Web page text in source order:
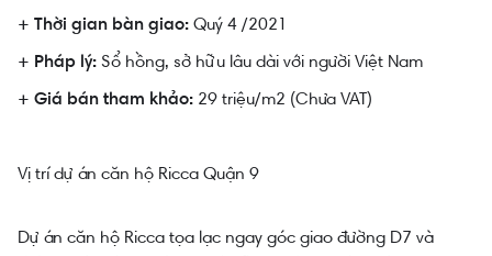
+ Thời gian bàn giao: Quý 4 /2021
+ Pháp lý: Sổ hồng, sở hữu lâu dài với người Việt Nam
+ Giá bán tham khảo: 29 triệu/m2 (Chưa VAT)
Vị trí dự án căn hộ Ricca Quận 9
Dự án căn hộ Ricca tọa lạc ngay góc giao đường D7 và